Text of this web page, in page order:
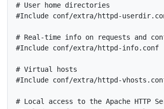
# User home directories
#Include conf/extra/httpd-
# Real-time info on requests and
#Include conf/extra/httpd-info.conf
# Virtual hosts
#Include conf/extra/httpd-
# Local access to the Apache HTTP